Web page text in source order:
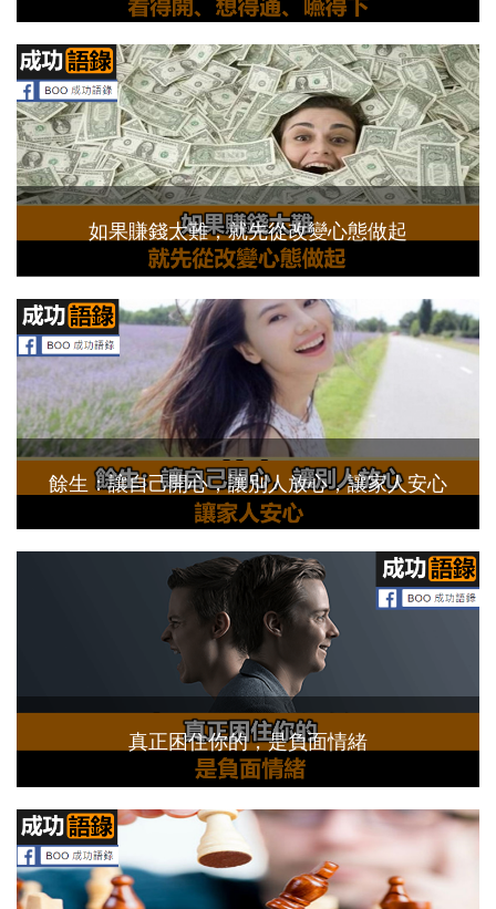
如果賺錢太難，就先從改變心態做起
餘生：讓自己開心，讓別人放心，讓家人安心
真正困住你的，是負面情緒